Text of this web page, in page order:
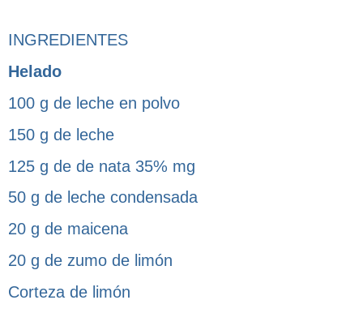
INGREDIENTES
Helado
100 g de leche en polvo
150 g de leche
125 g de de nata 35% mg
50 g de leche condensada
20 g de maicena
20 g de zumo de limón
Corteza de limón